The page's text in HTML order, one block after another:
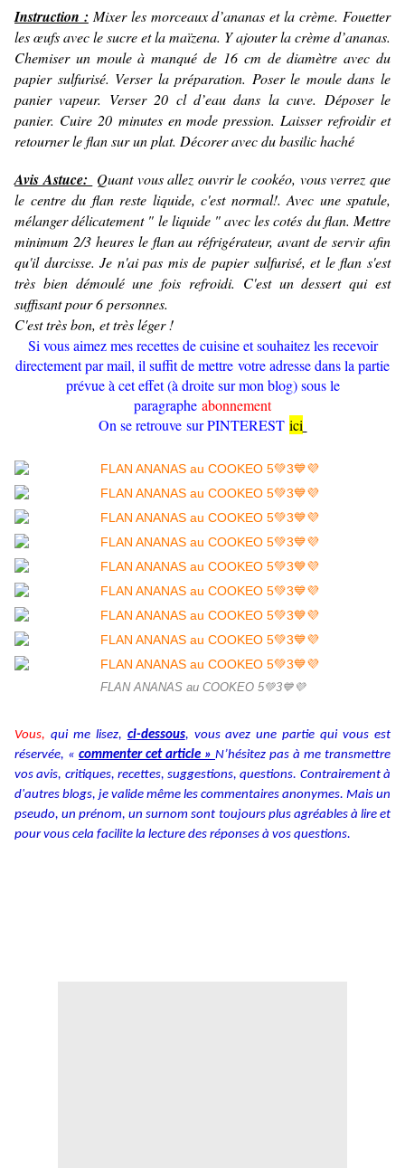
Instruction : Mixer les morceaux d’ananas et la crème. Fouetter
les œufs avec le sucre et la maïzena. Y ajouter la crème d’ananas.
Chemiser un moule à manqué de 16 cm de diamètre avec du
papier sulfurisé. Verser la préparation. Poser le moule dans le
panier vapeur. Verser 20 cl d’eau dans la cuve. Déposer le
panier. Cuire 20 minutes en mode pression. Laisser refroidir et
retourner le flan sur un plat. Décorer avec du basilic haché
Avis Astuce: Quant vous allez ouvrir le cookéo, vous verrez que
le centre du flan reste liquide, c'est normal!. Avec une spatule,
mélanger délicatement " le liquide " avec les cotés du flan. Mettre
minimum 2/3 heures le flan au réfrigérateur, avant de servir afin
qu'il durcisse. Je n'ai pas mis de papier sulfurisé, et le flan s'est
très bien démoulé une fois refroidi. C'est un dessert qui est
suffisant pour 6 personnes.
C'est très bon, et très léger !
Si vous aimez mes recettes de cuisine et souhaitez les recevoir
directement par mail, il suffit de mettre votre adresse dans la partie
prévue à cet effet (à droite sur mon blog) sous le
paragraphe abonnement
On se retrouve sur PINTEREST ici
FLAN ANANAS au COOKEO 5💚3💙💜
Vous, qui me lisez, ci-dessous, vous avez une partie qui vous est
réservée, « commenter cet article » N’hésitez pas à me transmettre
vos avis, critiques, recettes, suggestions, questions. Contrairement à
d'autres blogs, je valide même les commentaires anonymes. Mais un
pseudo, un prénom, un surnom sont toujours plus agréables à lire et
pour vous cela facilite la lecture des réponses à vos questions.